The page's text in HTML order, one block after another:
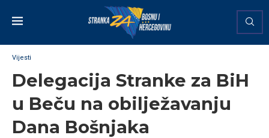
Vijesti
Delegacija Stranke za BiH
u Beču na obilježavanju
Dana Bošnjaka